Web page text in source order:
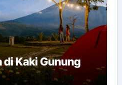
Kaki Gunung